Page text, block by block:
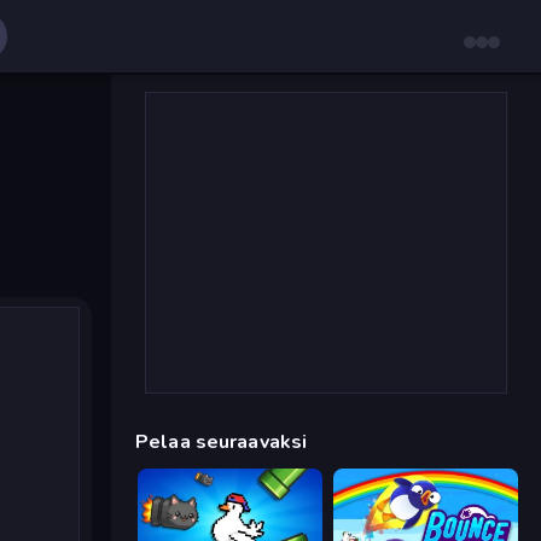
Pelaa seuraavaksi